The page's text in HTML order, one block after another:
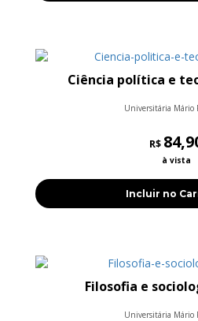
Ciência política e
Universitária Mário
R$
à vista
Incluir no
Filosofia e
Universitária Mário